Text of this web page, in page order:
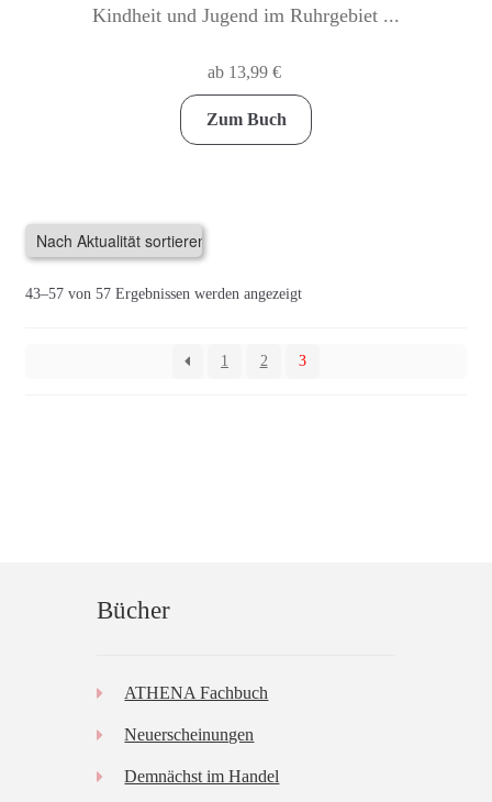
Kindheit und Jugend im Ruhrgebiet ...
ab 13,99 €
Zum Buch
Dieses
Produkt
43–57 von 57 Ergebnissen werden angezeigtNach
1
2 3
Bücher
ATHENA Fachbuch
Neuerscheinungen
Demnächst im Handel